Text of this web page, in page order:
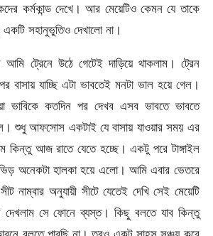
কর্মকান্ড দেখে। আর মেয়েটিও কেমন যে তাকে
সহানুভুতিও দেখালো না।
ট্রেনে উঠে গেটেই দাড়িয়ে থাকলাম। ট্রেন
বাসায় যাচ্ছি এটা ভাবতেই মনটা ভাল হয়ে গেল।
ভাবিকে কতদিন পর দেখব এসব ভাবতে ভাবতে
শুধু আফসোস একটাই যে বাসায় যাওয়ার সময় এর
কিন্তু আজ রাতে যেতে হচ্ছে। একটু পরে টাঙ্গাইল
অনেকটা হালকা হয়ে এলো। আমি এবার ভেতরে
নাম্বার অনুযায়ী সীটে যেতেই দেখি সেই মেয়েটি
সে ফোনে ব্যস্ত। কিছু বলতে যাব কিন্তু